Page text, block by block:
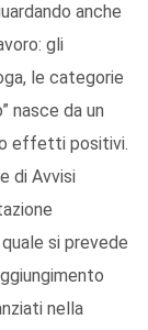
anche
gli
le categorie
nasce da un
effetti positivi.
di Avvisi
si prevede
nella